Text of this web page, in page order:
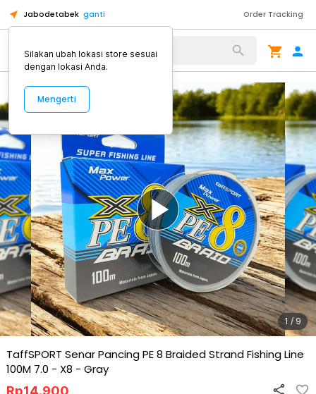
Jabodetabek ganti Order Tracking
Alat Kopi
1 / 9
TaffSPORT Senar Pancing PE 8 Braided Strand Fishing Line
100M 7.0 - X8 - Gray
Rp14.900
Silakan ubah lokasi store sesuai
dengan lokasi Anda.
Mengerti